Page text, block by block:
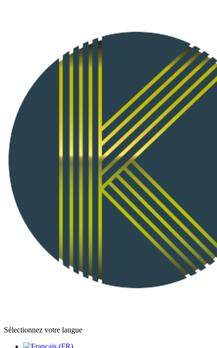
Sélectionnez votre langue